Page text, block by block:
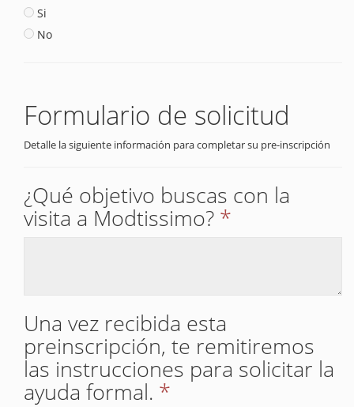
Si
No
Formulario de solicitud
Detalle la siguiente información para completar su pre-inscripción
¿Qué objetivo buscas con la
visita a Modtissimo? *
Una vez recibida esta
preinscripción, te remitiremos
las instrucciones para solicitar la
ayuda formal. *